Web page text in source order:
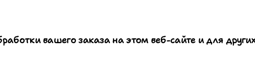
вашего заказа на этом веб-сайте и для